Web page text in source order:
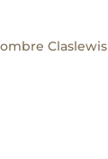
Claslewis